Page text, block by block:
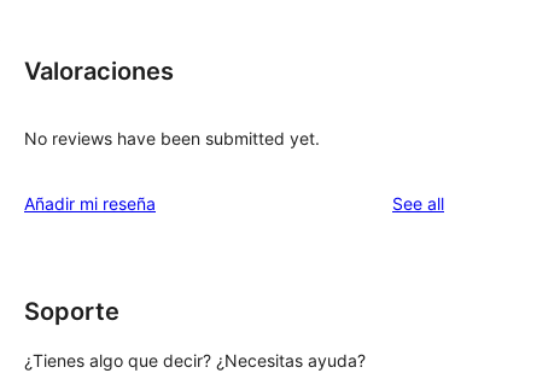
Valoraciones
No reviews have been submitted yet.
Añadir mi reseña See allreviews
Soporte
¿Tienes algo que decir? ¿Necesitas ayuda?